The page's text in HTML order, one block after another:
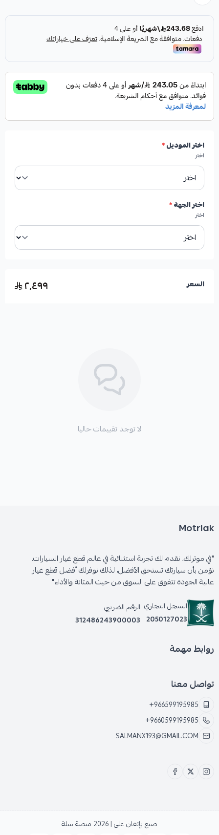
أداء سيارتك.
المواصفات:
النوع:مساعدات كهربائية
C300، هيلكات
سنوات الموديل:
المتحدة الأمريكية)
اختر الموديل*
اختر
اختر الجهة*
اختر
السعر ٢٬٤٩٩
لا توجد تقييمات حاليا
Motrlak
"في موترلك، نقدم لك تجربة استثنائية في عالم قطع غيار السيارات.
نؤمن بأن سيارتك تستحق الأفضل، لذلك نوفرلك أفضل قطع غيار
عالية الجودة تتفوق على السوق من حيث المتانة والأداء"
السجل التجاري
2050127023
الرقم الضريبي
312486243900003
روابط مهمة
تواصل معنا
+966599195985
+9660599195985
SALMANX193@GMAIL.COM
صنع بإتقان على | 2026 منصة سلة